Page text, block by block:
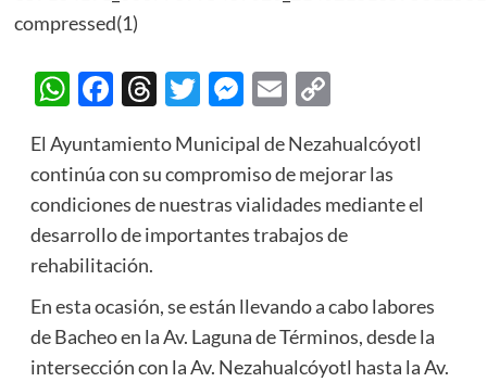
WhatsApp
Facebook
Threads
Twitter
Messenger
EmailCopy
El Ayuntamiento Municipal de Nezahualcóyotl
continúa con su compromiso de mejorar las
condiciones de nuestras vialidades mediante el
desarrollo de importantes trabajos de
rehabilitación.
En esta ocasión, se están llevando a cabo labores
de Bacheo en la Av. Laguna de Términos, desde la
intersección con la Av. Nezahualcóyotl hasta la Av.